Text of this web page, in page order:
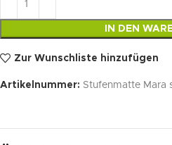
IN DEN
Zur Wunschliste hinzufügen
Artikelnummer: Stufenmatte Mara